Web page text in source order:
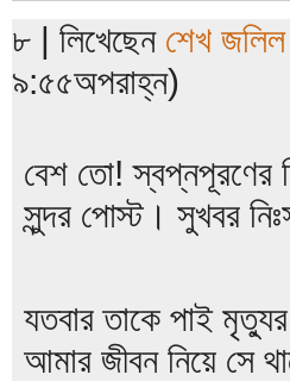
৮ | লিখেছেন শেখ জলিল
৯:৫৫অপরাহ্ন)
বেশ তো! স্বপ্নপূরণের
সুন্দর পোস্ট। সুখবর
যতবার তাকে পাই
আমার জীবন নিয়ে সে